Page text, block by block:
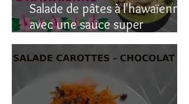
Salade de pâtes à l'hawaïenne
avec une sauce super
crémeuse